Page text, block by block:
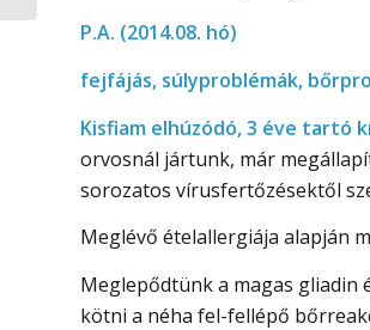
P.A. (2014.08. hó)
fejfájás, súlyproblémák,
Kisfiam elhúzódó, 3 éve tartó
orvosnál jártunk, már
sorozatos vírusfertőzésektől
Meglévő ételallergiája alapján
Meglepődtünk a magas gliadin
kötni a néha fel-fellépő